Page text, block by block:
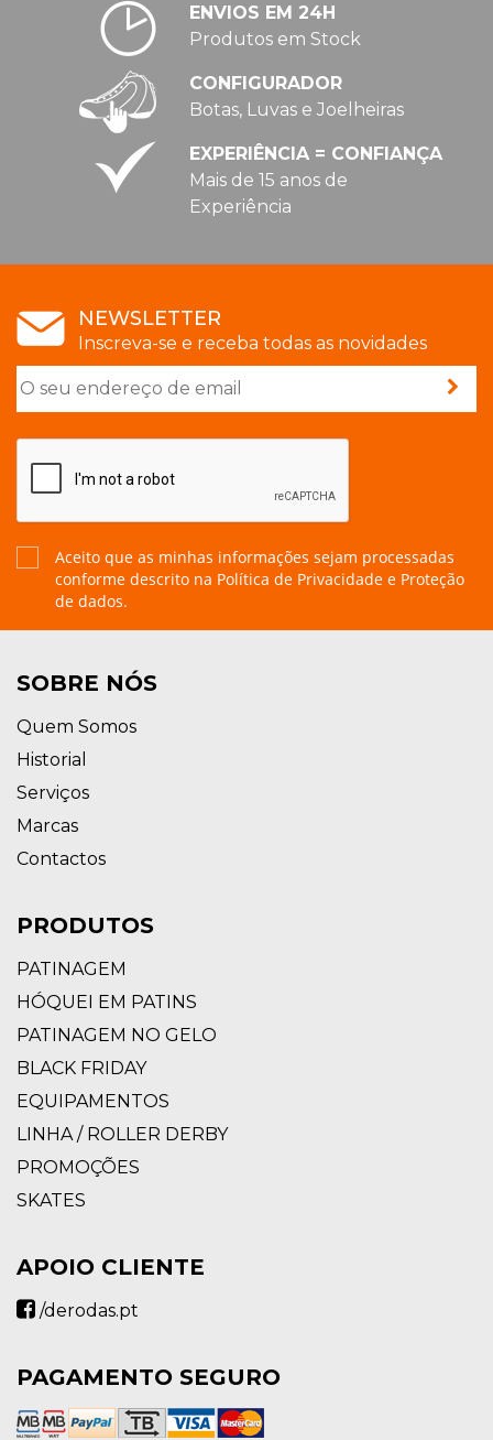
ENVIOS EM 24H
Produtos em Stock
CONFIGURADOR
Botas, Luvas e Joelheiras
EXPERIÊNCIA = CONFIANÇA
Mais de 15 anos de
Experiência
NEWSLETTER
Inscreva-se e receba todas as novidades
Aceito que as minhas informações sejam processadas
conforme descrito na Política de Privacidade e Proteção
de dados.
SOBRE NÓS
Quem Somos
Historial
Serviços
Marcas
Contactos
PRODUTOS
PATINAGEM
HÓQUEI EM PATINS
PATINAGEM NO GELO
BLACK FRIDAY
EQUIPAMENTOS
LINHA / ROLLER DERBY
PROMOÇÕES
SKATES
APOIO CLIENTE
/derodas.pt
PAGAMENTO SEGURO